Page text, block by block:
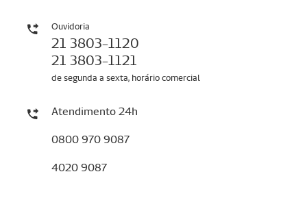
Ouvidoria
21 3803-1120
21 3803-1121
de segunda a sexta, horário comercial
Atendimento 24h
0800 970 9087
4020 9087